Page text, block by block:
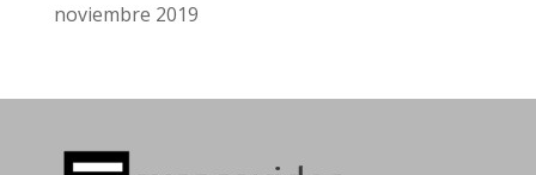
noviembre 2019